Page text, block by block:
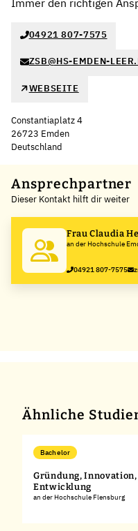
Immer den richtigen
04921 807-7575
ZSB@HS-EMDEN-
WEBSEITE
Constantiaplatz 4
26723 Emden
Deutschland
+
−
Ansprechpartner
Dieser Kontakt hilft dir weiter
Frau Claudia
an der Hochschule
04921 807-7575
Ähnliche
Bachelor
Gründung, Innovation,
Entwicklung
an der Hochschule Flensburg